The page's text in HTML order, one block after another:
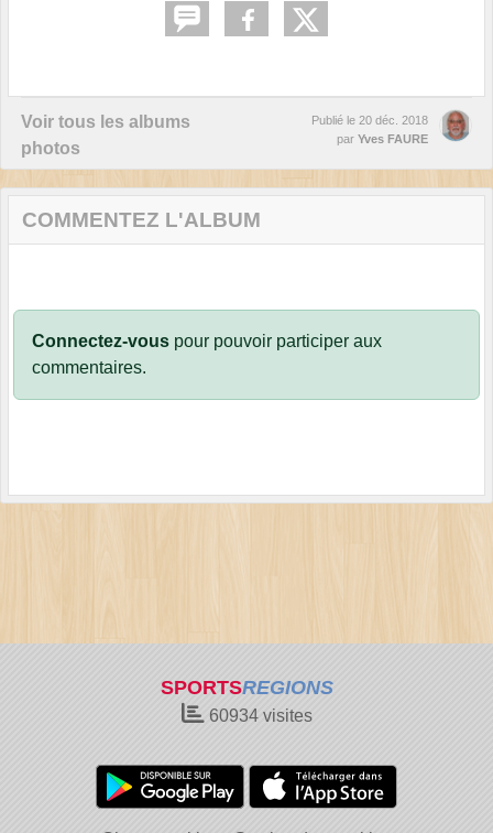
Voir tous les albums
photos
Publié le 20 déc. 2018
par Yves FAURE
COMMENTEZ L'ALBUM
Connectez-vous pour pouvoir participer aux
commentaires.
SPORTSREGIONS
60934visites